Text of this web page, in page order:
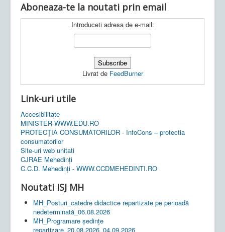
Aboneaza-te la noutati prin email
Introduceti adresa de e-mail:
Livrat de FeedBurner
Link-uri utile
Accesibilitate
MINISTER-WWW.EDU.RO
PROTECȚIA CONSUMATORILOR - InfoCons – protectia
consumatorilor
Site-uri web unitati
CJRAE Mehedinți
C.C.D. Mehedinţi - WWW.CCDMEHEDINTI.RO
Noutati ISJ MH
MH_Posturi_catedre didactice repartizate pe perioadă
nedeterminată_06.08.2026
MH_Programare ședințe
repartizare_20.08.2026_04.09.2026